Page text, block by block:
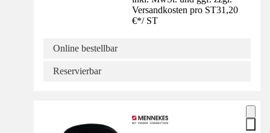
Versandkosten pro ST31,20
€*/ ST
Online bestellbar
Reservierbar